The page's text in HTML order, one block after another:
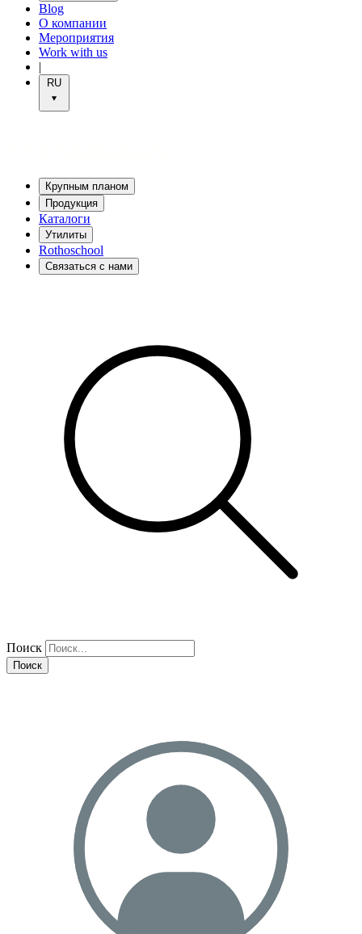
Blog
О компании
Мероприятия
Work with us
|
RU
Крупным планом
Продукция
Каталоги
Утилиты
Rothoschool
Связаться с нами
Поиск
Поиск